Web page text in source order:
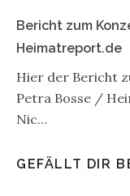
Bericht zum
Heimatreport.de
Hier der Bericht
Petra Bosse /
Nic…
GEFÄLLT DIR